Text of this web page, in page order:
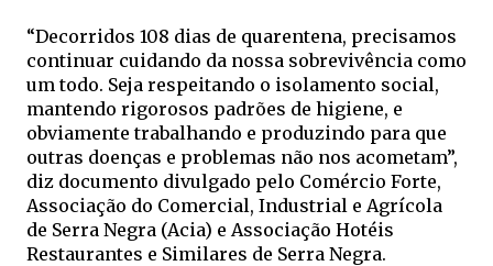
“Decorridos 108 dias de quarentena, precisamos
continuar cuidando da nossa sobrevivência como
um todo. Seja respeitando o isolamento social,
mantendo rigorosos padrões de higiene, e
obviamente trabalhando e produzindo para que
outras doenças e problemas não nos acometam”,
diz documento divulgado pelo Comércio Forte,
Associação do Comercial, Industrial e Agrícola
de Serra Negra (Acia) e Associação Hotéis
Restaurantes e Similares de Serra Negra.